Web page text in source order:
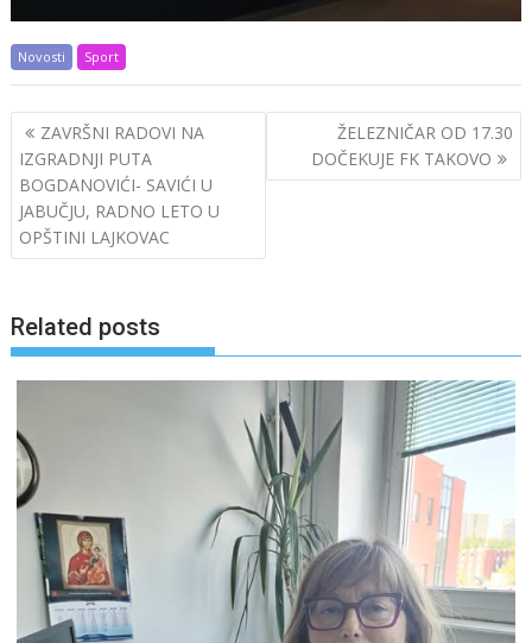
Novosti Sport
Post
navigation
ZAVRŠNI RADOVI NA
IZGRADNJI PUTA
BOGDANOVIĆI- SAVIĆI U
JABUČJU, RADNO LETO U
OPŠTINI LAJKOVAC
ŽELEZNIČAR OD 17.30
DOČEKUJE FK TAKOVO
Related posts